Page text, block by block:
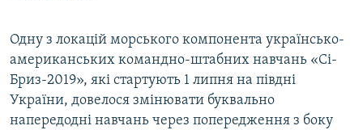
Усі сайти RFE/RL
Одну з локацій морського компонента українсько-
американських командно-штабних навчань «Сі-
Бриз-2019», які стартують 1 липня на півдні
України, довелося змінювати буквально
напередодні навчань через попередження з боку